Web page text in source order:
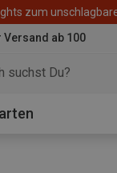
zum
ab 100